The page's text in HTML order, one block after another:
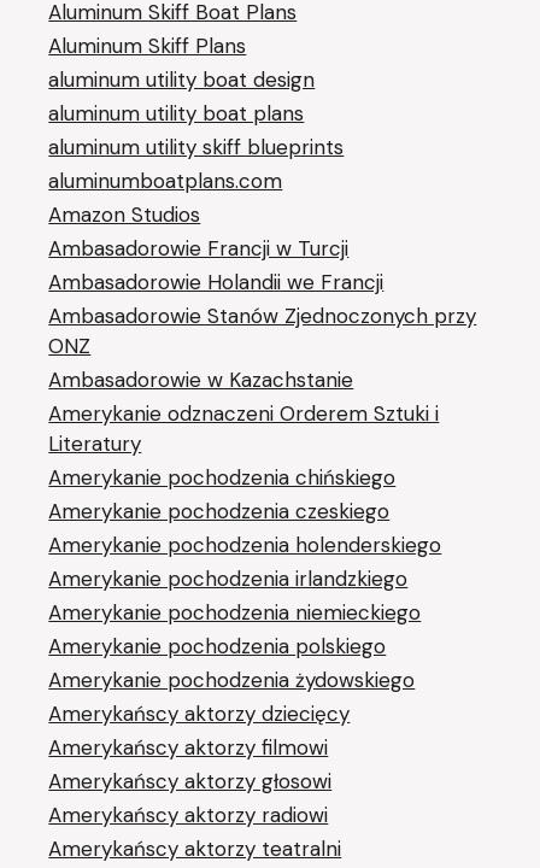
Aluminum Skiff Boat Plans
Aluminum Skiff Plans
aluminum utility boat design
aluminum utility boat plans
aluminum utility skiff blueprints
aluminumboatplans.com
Amazon Studios
Ambasadorowie Francji w Turcji
Ambasadorowie Holandii we Francji
Ambasadorowie Stanów Zjednoczonych przy
ONZ
Ambasadorowie w Kazachstanie
Amerykanie odznaczeni Orderem Sztuki i
Literatury
Amerykanie pochodzenia chińskiego
Amerykanie pochodzenia czeskiego
Amerykanie pochodzenia holenderskiego
Amerykanie pochodzenia irlandzkiego
Amerykanie pochodzenia niemieckiego
Amerykanie pochodzenia polskiego
Amerykanie pochodzenia żydowskiego
Amerykańscy aktorzy dziecięcy
Amerykańscy aktorzy filmowi
Amerykańscy aktorzy głosowi
Amerykańscy aktorzy radiowi
Amerykańscy aktorzy teatralni